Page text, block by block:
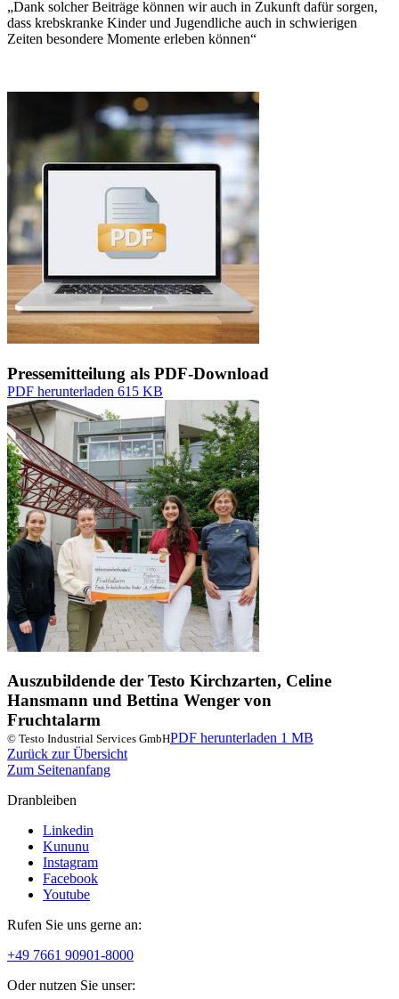
„Dank solcher Beiträge können wir auch in Zukunft dafür sorgen,
dass krebskranke Kinder und Jugendliche auch in schwierigen
Zeiten besondere Momente erleben können“
Pressemitteilung als PDF-Download
PDF herunterladen 615 KB
Auszubildende der Testo Kirchzarten, Celine
Hansmann und Bettina Wenger von
Fruchtalarm
© Testo Industrial Services GmbHPDF herunterladen 1 MB
Zurück zur Übersicht
Zum Seitenanfang
Dranbleiben
Linkedin
Kununu
Instagram
Facebook
Youtube
Rufen Sie uns gerne an:
+49 7661 90901-8000
Oder nutzen Sie unser: